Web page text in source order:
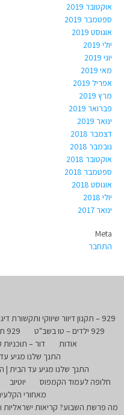
אוקטובר 2019
ספטמבר 2019
אוגוסט 2019
יולי 2019
יוני 2019
מאי 2019
אפריל 2019
מרץ 2019
פברואר 2019
ינואר 2019
דצמבר 2018
נובמבר 2018
אוקטובר 2018
ספטמבר 2018
אוגוסט 2018
יולי 2018
ינואר 2017
Meta
התחבר
929 – תקנון דיוור שיווקי ותקשורת דיגיטלית
929 ילדים – טו בשב"ט
929 תנך – דף הבית
אודות
דור –
התנך שלנו מגיע
התנך שלנו מגיע עד הבית |
חלופה לעמוד הקמפוס
יוטיוב
מאחורי
מה פרשת השבוע? קריאות